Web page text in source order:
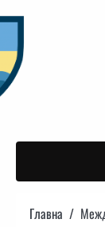
to
content
Главна